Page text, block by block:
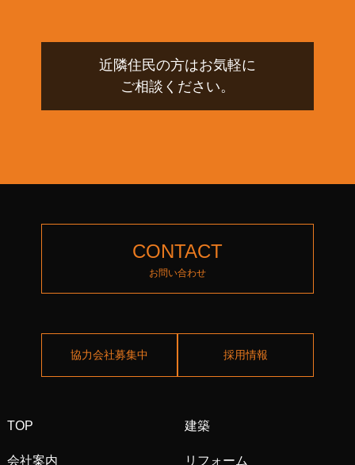
近隣住民の方はお気軽に
ご相談ください。
CONTACT
お問い合わせ
協力会社募集中 採用情報
TOP
会社案内
建築
リフォーム